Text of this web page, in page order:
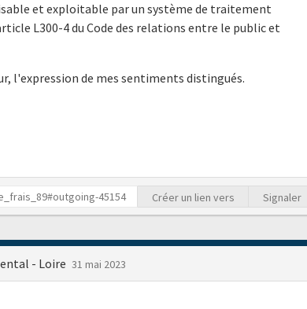
et exploitable par un système de traitement
L300-4 du Code des relations entre le public et
l'expression de mes sentiments distingués.
Créer un lien vers Signaler
- Loire 31 mai 2023